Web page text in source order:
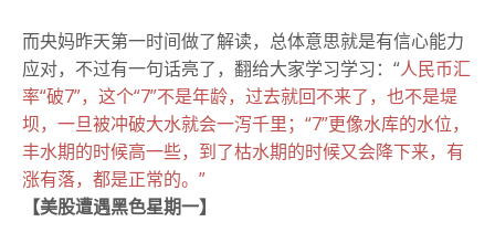
而央妈昨天第一时间做了解读，总体意思就是有信心能力
应对，不过有一句话亮了，翻给大家学习学习： “人民币汇
率“破7”，这个“7”不是年龄，过去就回不来了，也不是堤
坝，一旦被冲破大水就会一泻千里； “7”更像水库的水位，
丰水期的时候高一些，到了枯水期的时候又会降下来，有
涨有落，都是正常的。 ”
【美股遭遇黑色星期一】